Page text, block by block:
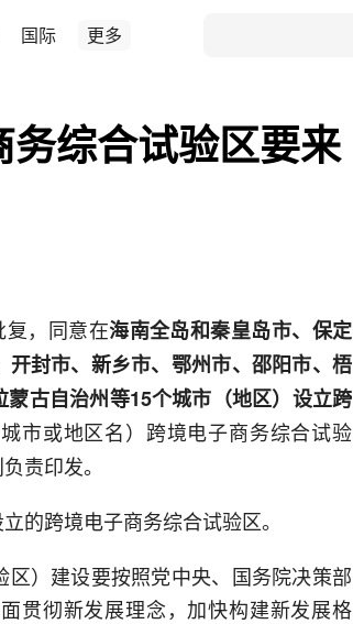
国际 更多
综合试验区要来
复，同意在海南全岛和秦皇岛市、保定
封市、新乡市、鄂州市、邵阳市、梧
古自治州等15个城市（地区）设立跨
市或地区名）跨境电子商务综合试验
责印发。
的跨境电子商务综合试验区。
）建设要按照党中央、国务院决策部
贯彻新发展理念，加快构建新发展格